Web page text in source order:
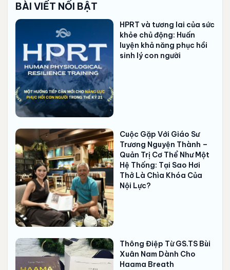
BÀI VIẾT NỔI BẬT
HPRT và tương lai của sức
khỏe chủ động: Huấn
luyện khả năng phục hồi
sinh lý con người
Cuộc Gặp Với Giáo Sư
Trương Nguyện Thành –
Quản Trị Cơ Thể Như Một
Hệ Thống: Tại Sao Hơi
Thở Là Chìa Khóa Của
Nội Lực?
Thông Điệp Từ GS.TS Bùi
Xuân Nam Dành Cho
Haama Breath